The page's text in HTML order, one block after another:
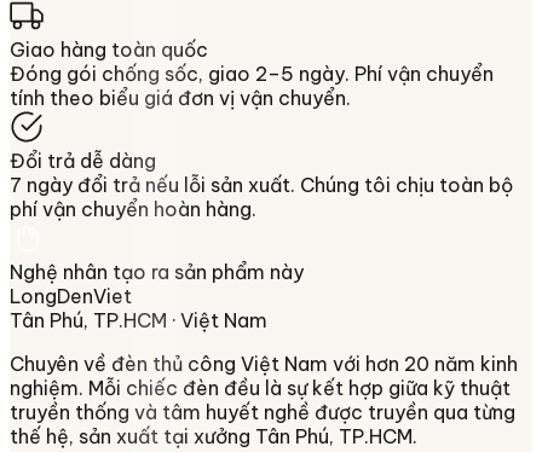
Giao hàng toàn quốc
Đóng gói chống sốc, giao 2–5 ngày. Phí vận chuyển
tính theo biểu giá đơn vị vận chuyển.
Đổi trả dễ dàng
7 ngày đổi trả nếu lỗi sản xuất. Chúng tôi chịu toàn bộ
phí vận chuyển hoàn hàng.
Nghệ nhân tạo ra sản phẩm này
LongDenViet
Tân Phú, TP.HCM · Việt Nam
Chuyên về đèn thủ công Việt Nam với hơn 20 năm kinh
nghiệm. Mỗi chiếc đèn đều là sự kết hợp giữa kỹ thuật
truyền thống và tâm huyết nghề được truyền qua từng
thế hệ, sản xuất tại xưởng Tân Phú, TP.HCM.